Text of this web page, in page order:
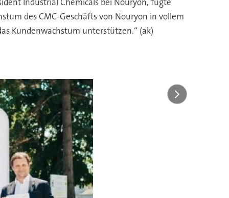
des CMC-Geschäfts von Nouryon in vollem
Kundenwachstum unterstützen.“ (ak)